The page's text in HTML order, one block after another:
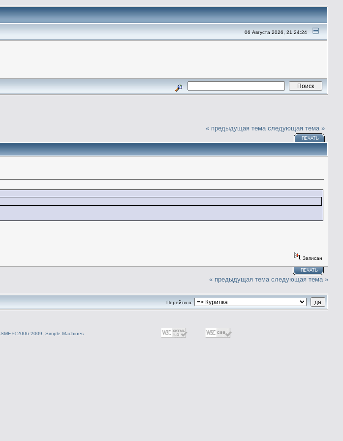
06 Августа 2026, 21:24:24
« предыдущая тема следующая тема »
ПЕЧАТЬ
Записан
ПЕЧАТЬ
« предыдущая тема следующая тема »
Перейти в:
SMF © 2006-2009, Simple Machines